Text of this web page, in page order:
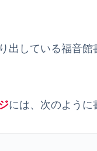
出している福音
には、次のように